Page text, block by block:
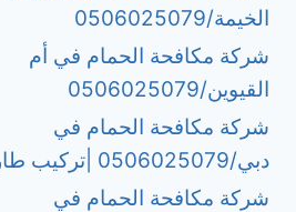
الخيمة/0506025079
شركة مكافحة الحمام في أم
القيوين/0506025079
شركة مكافحة الحمام في
دبي/0506025079 |تركيب طارد الحمام
شركة مكافحة الحمام في